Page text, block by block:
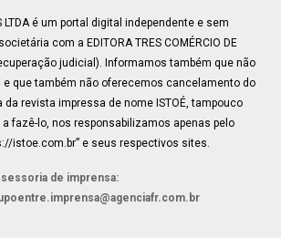
LTDA é um portal digital independente e sem
com a EDITORA TRES COMÉRCIO DE
judicial). Informamos também que não
que também não oferecemos cancelamento do
revista impressa de nome ISTOÉ, tampouco
fazê-lo, nos responsabilizamos apenas pelo
istoe.com.br” e seus respectivos sites.
de imprensa: